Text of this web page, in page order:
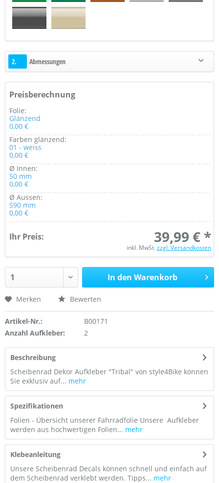
2. Abmessungen
Preisberechnung
Folie:
Glänzend
0,00 €
Farben glänzend:
01 - weiss
0,00 €
Ø Innen:
50 mm
0,00 €
Ø Aussen:
590 mm
0,00 €
Ihr Preis: 39,99 € *
inkl. MwSt.zzgl. Versandkosten
In den Warenkorb
Merken Bewerten
Artikel-Nr.:
B00171
Anzahl Aufkleber:
2
Beschreibung
Scheibenrad Dekor Aufkleber "Tribal" von style4Bike können
Sie exklusiv auf... mehr
Spezifikationen
Folien - Übersicht unserer Fahrradfolie Unsere Aufkleber
werden aus hochwertigen Folien... mehr
Klebeanleitung
Unsere Scheibenrad Decals können schnell und einfach auf
dem Scheibenrad verklebt werden. Tipps... mehr